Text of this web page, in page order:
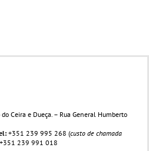
Ceira e Dueça. – Rua General Humberto
+351 239 995 268 (custo de chamada
+351 239 991 018